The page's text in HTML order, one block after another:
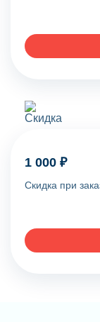
1 000 ₽
Скидка при